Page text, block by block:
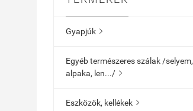
Gyapjúk 
Egyéb természeres szálak /selyem,
alpaka, len.../ 
Eszközök, kellékek 